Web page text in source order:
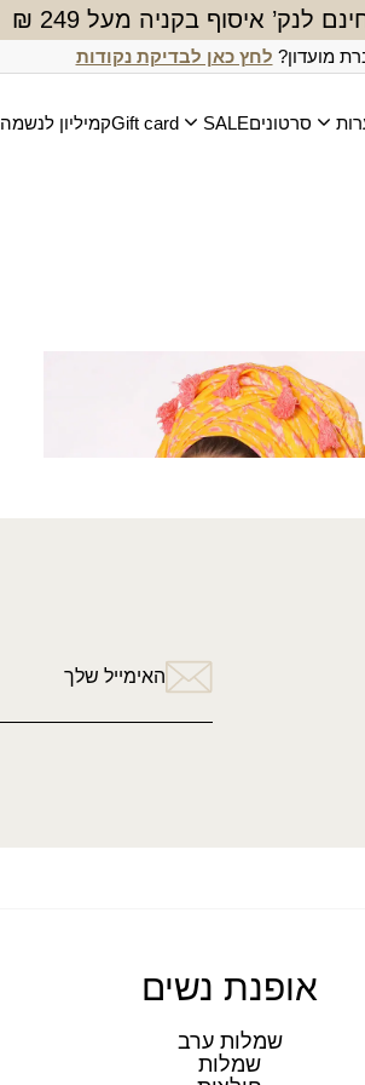
לנק’ איסוף בקניה מעל 249 ₪
מועדון? לחץ כאן לבדיקת נקודות
סרטוניםSALE
Gift cardקמיליון לנשמה
אורון (מרובעת)
₪
האימייל שלך
אופנת נשים
שמלות ערב
שמלות